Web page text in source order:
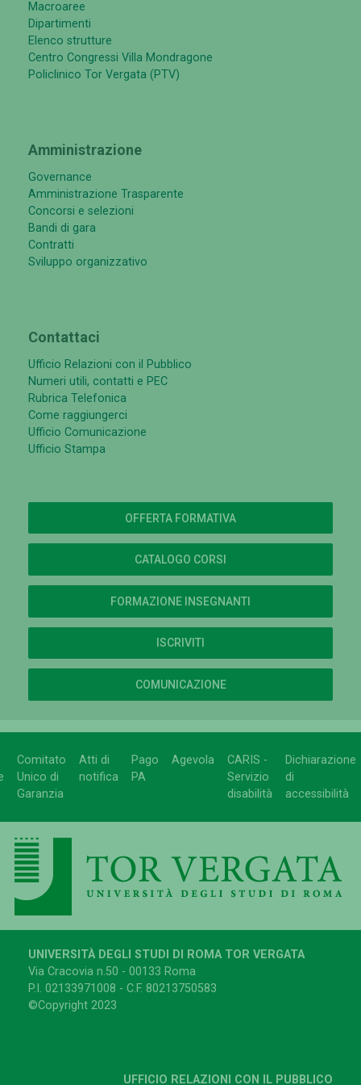
Macroaree
Dipartimenti
Elenco strutture
Centro Congressi Villa Mondragone
Policlinico Tor Vergata (PTV)
Amministrazione
Governance
Amministrazione Trasparente
Concorsi e selezioni
Bandi di gara
Contratti
Sviluppo organizzativo
Contattaci
Ufficio Relazioni con il Pubblico
Numeri utili, contatti e PEC
Rubrica Telefonica
Come raggiungerci
Ufficio Comunicazione
Ufficio Stampa
OFFERTA FORMATIVA
CATALOGO CORSI
FORMAZIONE INSEGNANTI
ISCRIVITI
COMUNICAZIONE
Comitato
Unico di
Garanzia
Atti di
notifica
Pago
PA
Agevola
CARIS -
Servizio
disabilità
Dichiarazione
di
accessibilità
UNIVERSITÀ DEGLI STUDI DI ROMA TOR VERGATA
Via Cracovia n.50 - 00133 Roma
P.I. 02133971008 - C.F. 80213750583
©Copyright 2023
UFFICIO RELAZIONI CON IL PUBBLICO